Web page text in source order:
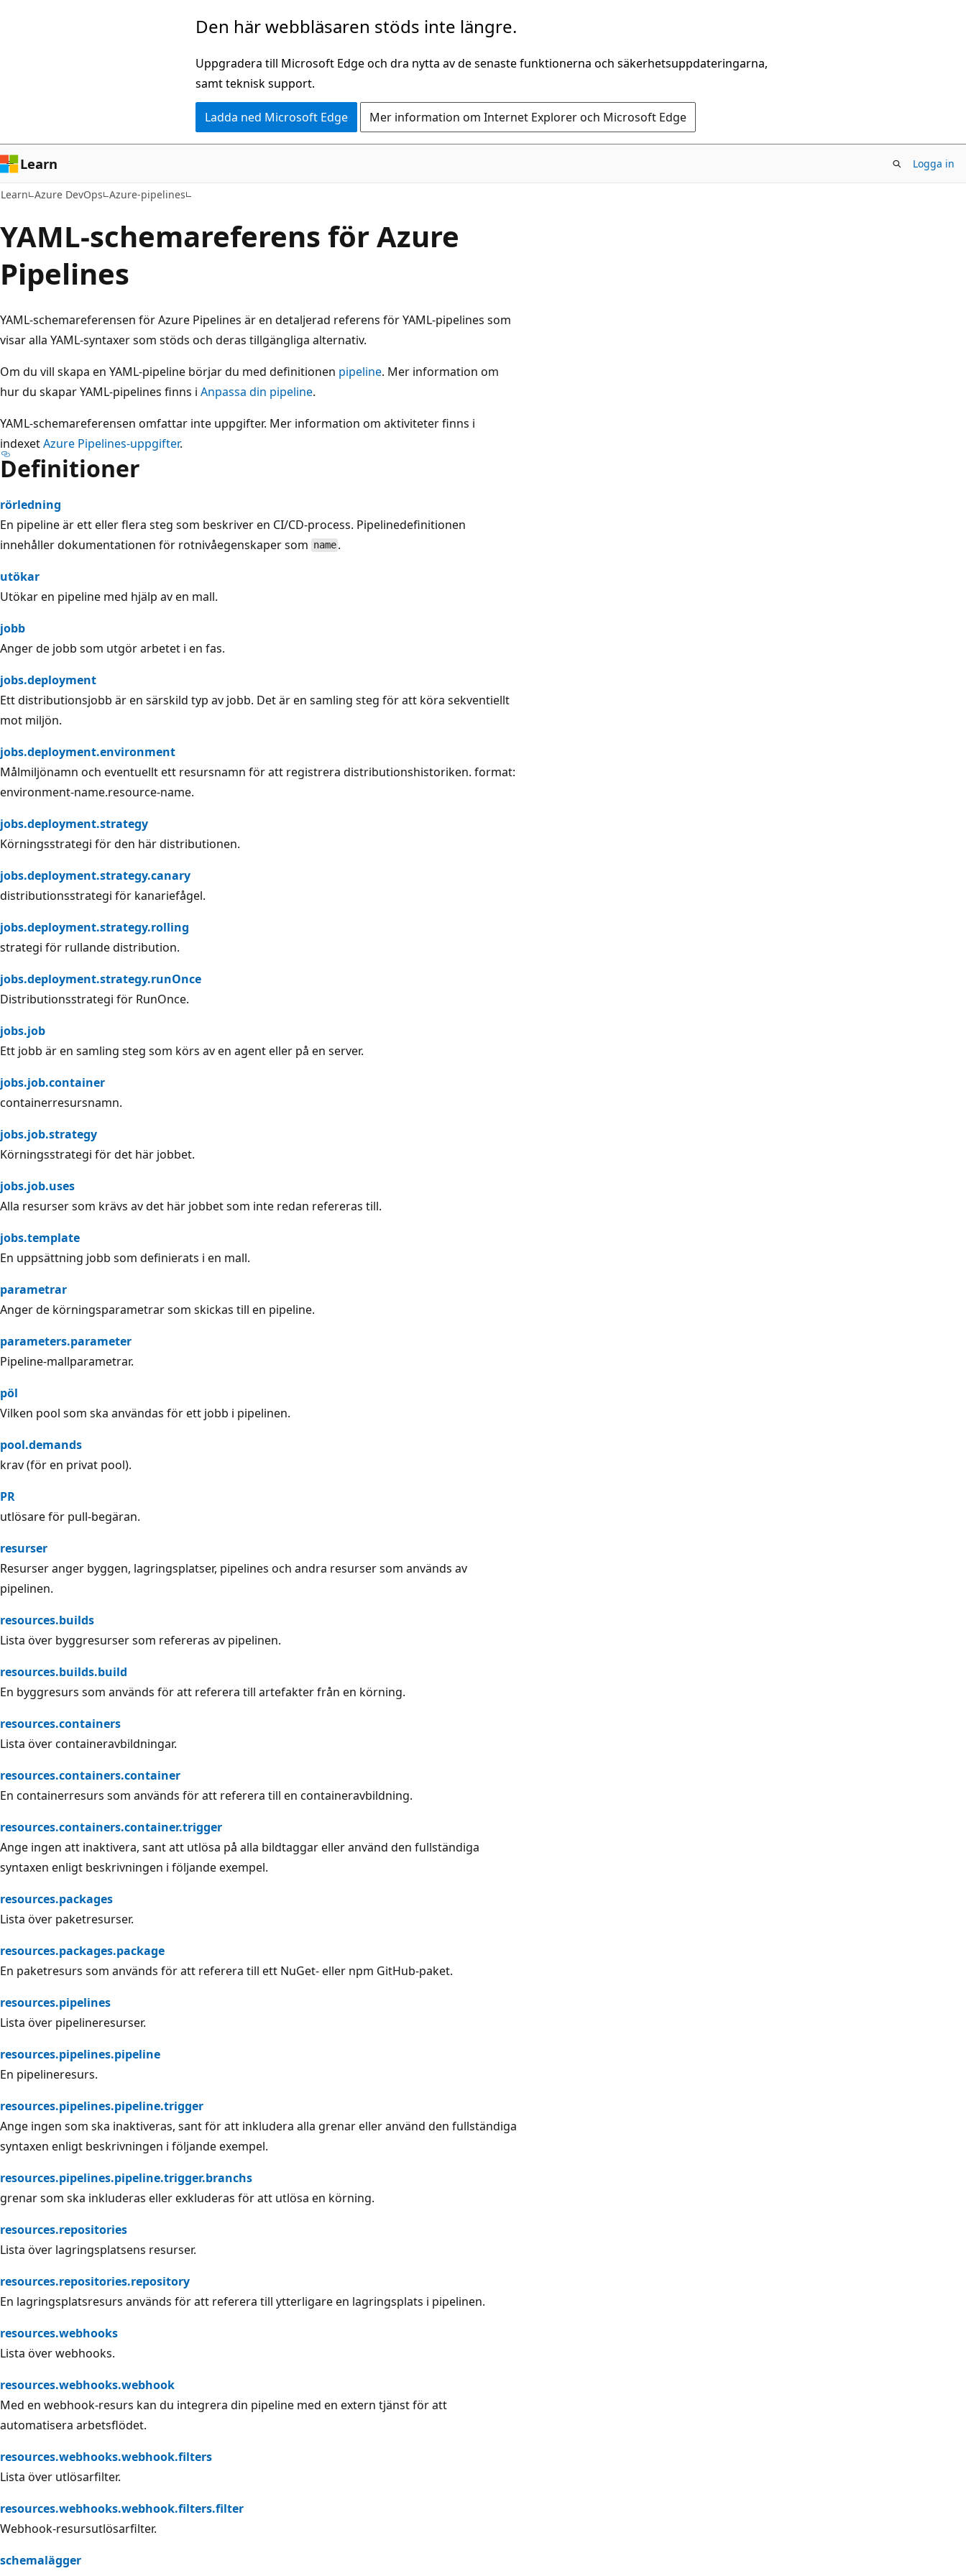
Den här webbläsaren stöds inte längre.
Uppgradera till Microsoft Edge och dra nytta av de senaste funktionerna och säkerhetsuppdateringarna,
samt teknisk support.
Ladda ned Microsoft Edge Mer information om Internet Explorer och Microsoft Edge
Learn Logga in
Learn Azure DevOps Azure-pipelines
YAML-schemareferens för Azure
Pipelines
YAML-schemareferensen för Azure Pipelines är en detaljerad referens för YAML-pipelines som
visar alla YAML-syntaxer som stöds och deras tillgängliga alternativ.
Om du vill skapa en YAML-pipeline börjar du med definitionen pipeline. Mer information om
hur du skapar YAML-pipelines finns i Anpassa din pipeline.
YAML-schemareferensen omfattar inte uppgifter. Mer information om aktiviteter finns i
indexetAzure Pipelines-uppgifter.
Definitioner
rörledning
En pipeline är ett eller flera steg som beskriver en CI/CD-process. Pipelinedefinitionen
innehåller dokumentationen för rotnivåegenskaper som name .
utökar
Utökar en pipeline med hjälp av en mall.
jobb
Anger de jobb som utgör arbetet i en fas.
jobs.deployment
Ett distributionsjobb är en särskild typ av jobb. Det är en samling steg för att köra sekventiellt
mot miljön.
jobs.deployment.environment
Målmiljönamn och eventuellt ett resursnamn för att registrera distributionshistoriken. format:
environment-name.resource-name.
jobs.deployment.strategy
Körningsstrategi för den här distributionen.
jobs.deployment.strategy.canary
distributionsstrategi för kanariefågel.
jobs.deployment.strategy.rolling
strategi för rullande distribution.
jobs.deployment.strategy.runOnce
Distributionsstrategi för RunOnce.
jobs.job
Ett jobb är en samling steg som körs av en agent eller på en server.
jobs.job.container
containerresursnamn.
jobs.job.strategy
Körningsstrategi för det här jobbet.
jobs.job.uses
Alla resurser som krävs av det här jobbet som inte redan refereras till.
jobs.template
En uppsättning jobb som definierats i en mall.
parametrar
Anger de körningsparametrar som skickas till en pipeline.
parameters.parameter
Pipeline-mallparametrar.
pöl
Vilken pool som ska användas för ett jobb i pipelinen.
pool.demands
krav (för en privat pool).
PR
utlösare för pull-begäran.
resurser
Resurser anger byggen, lagringsplatser, pipelines och andra resurser som används av
pipelinen.
resources.builds
Lista över byggresurser som refereras av pipelinen.
resources.builds.build
En byggresurs som används för att referera till artefakter från en körning.
resources.containers
Lista över containeravbildningar.
resources.containers.container
En containerresurs som används för att referera till en containeravbildning.
resources.containers.container.trigger
Ange ingen att inaktivera, sant att utlösa på alla bildtaggar eller använd den fullständiga
syntaxen enligt beskrivningen i följande exempel.
resources.packages
Lista över paketresurser.
resources.packages.package
En paketresurs som används för att referera till ett NuGet- eller npm GitHub-paket.
resources.pipelines
Lista över pipelineresurser.
resources.pipelines.pipeline
En pipelineresurs.
resources.pipelines.pipeline.trigger
Ange ingen som ska inaktiveras, sant för att inkludera alla grenar eller använd den fullständiga
syntaxen enligt beskrivningen i följande exempel.
resources.pipelines.pipeline.trigger.branchs
grenar som ska inkluderas eller exkluderas för att utlösa en körning.
resources.repositories
Lista över lagringsplatsens resurser.
resources.repositories.repository
En lagringsplatsresurs används för att referera till ytterligare en lagringsplats i pipelinen.
resources.webhooks
Lista över webhooks.
resources.webhooks.webhook
Med en webhook-resurs kan du integrera din pipeline med en extern tjänst för att
automatisera arbetsflödet.
resources.webhooks.webhook.filters
Lista över utlösarfilter.
resources.webhooks.webhook.filters.filter
Webhook-resursutlösarfilter.
schemalägger